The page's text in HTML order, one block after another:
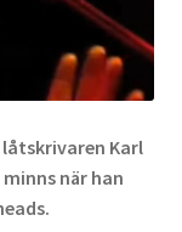
Karl
när han